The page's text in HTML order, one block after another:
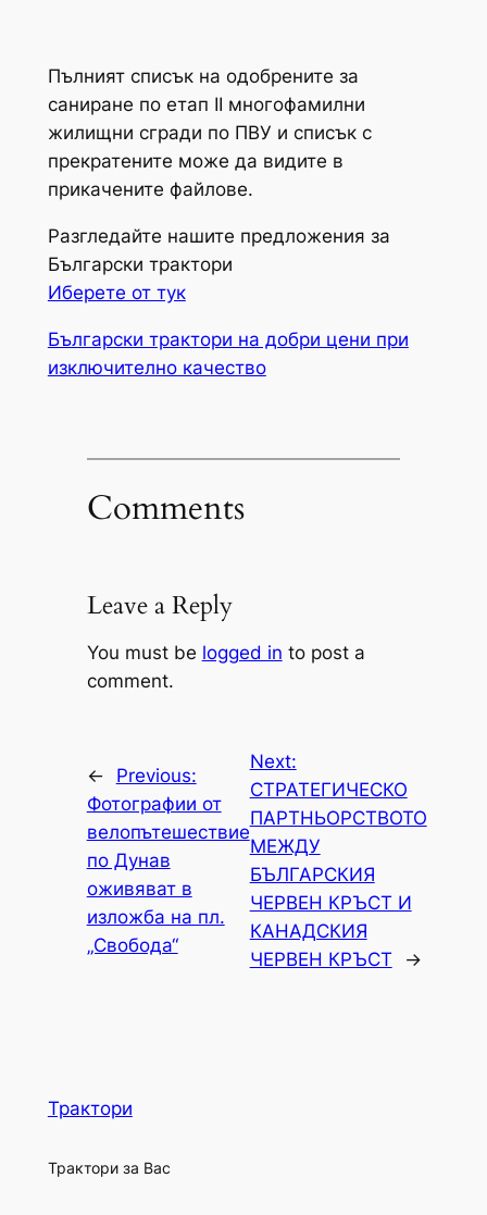
Пълниятсписък на одобрените за
саниране по етап II многофамилни
жилищни сгради по ПВУ и списък с
прекратените може да видите в
прикачените файлове.
Разгледайте нашите предложения за
Български трактори
Иберете от тук
Български трактори на добри цени при
изключително качество
Comments
Leave a Reply
You must be logged in to post a
comment.
←
Previous:
Фотографии от
велопътешествие
по Дунав
оживяват в
изложба на пл.
„Свобода“
Next:
СТРАТЕГИЧЕСКО
ПАРТНЬОРСТВОТО
МЕЖДУ
БЪЛГАРСКИЯ
ЧЕРВЕН КРЪСТ И
КАНАДСКИЯ
ЧЕРВЕН КРЪСТ
→
Трактори
Трактори за Вас